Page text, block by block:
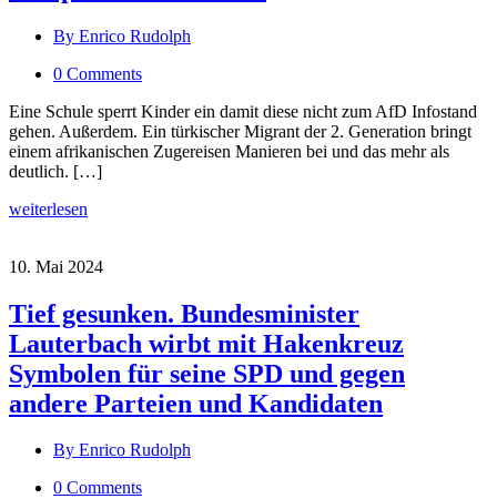
By Enrico Rudolph
0 Comments
Eine Schule sperrt Kinder ein damit diese nicht zum AfD Infostand
gehen. Außerdem. Ein türkischer Migrant der 2. Generation bringt
einem afrikanischen Zugereisen Manieren bei und das mehr als
deutlich. […]
weiterlesen
10. Mai 2024
Tief gesunken. Bundesminister
Lauterbach wirbt mit Hakenkreuz
Symbolen für seine SPD und gegen
andere Parteien und Kandidaten
By Enrico Rudolph
0 Comments